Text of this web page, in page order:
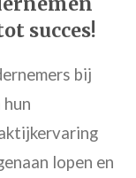
succes!
bij
lopen en